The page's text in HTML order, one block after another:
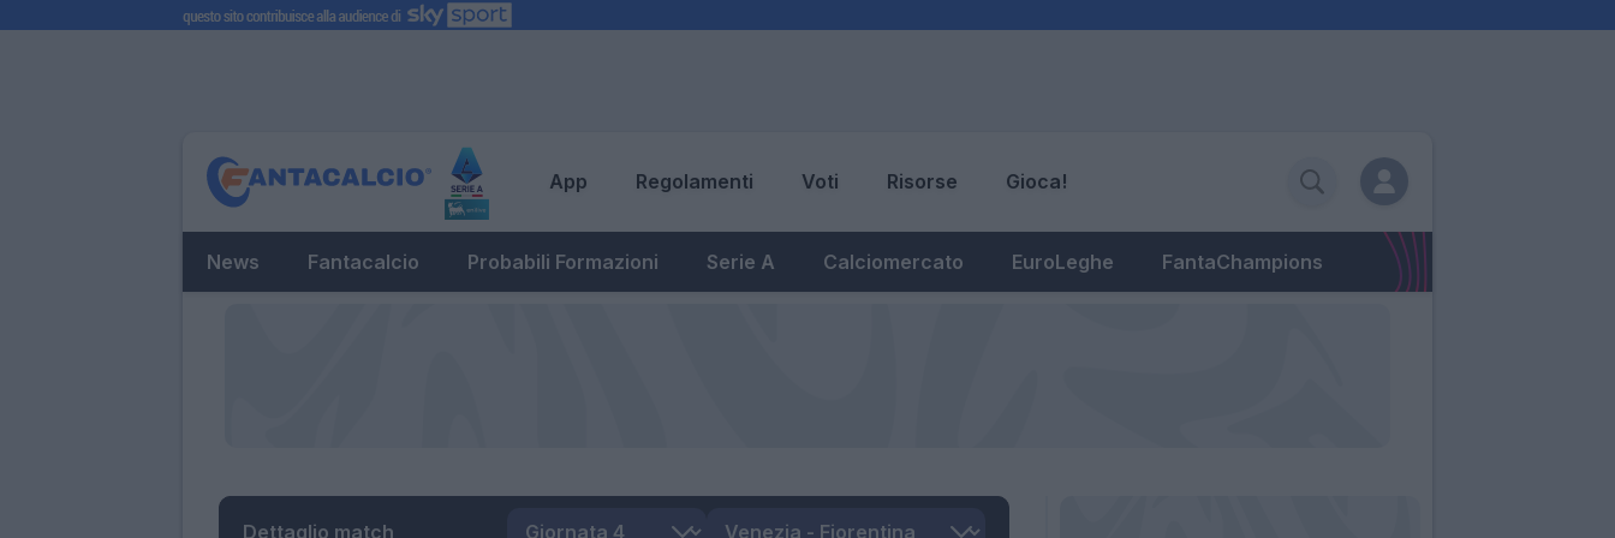
App Regolamenti Voti Risorse Gioca!
News Fantacalcio Probabili Formazioni Serie A Calciomercato EuroLeghe FantaChampions
Dettaglio match